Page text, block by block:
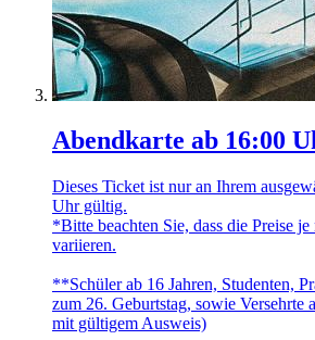
Abendkarte ab 16:00
Dieses Ticket ist nur an Ihrem
Uhr gültig.
*Bitte beachten Sie, dass die Preise
variieren.
**Schüler ab 16 Jahren, Studenten,
zum 26. Geburtstag, sowie Versehrte
mit gültigem Ausweis)